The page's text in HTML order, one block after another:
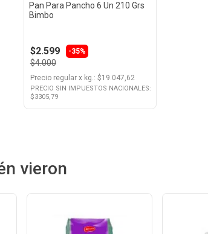
Pan Para Pancho 6 Un 210 Grs
Bimbo
$2.599 -35%
$4.000
Precio regularx kg.: $19.047,62
PRECIO SIN IMPUESTOS NACIONALES:
$3305,79
vieron